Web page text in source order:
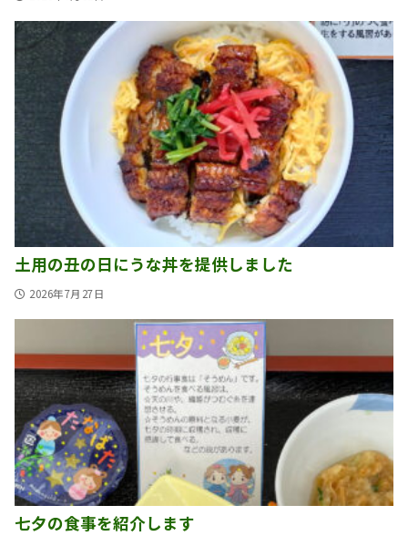
土用の丑の日にうな丼を提供しました
2026年7月27日
七夕の食事を紹介します